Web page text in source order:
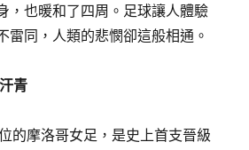
，也暖和了四周。足球讓人體驗
雷同，人類的悲憫卻這般相通。
青
的摩洛哥女足，是史上首支晉級